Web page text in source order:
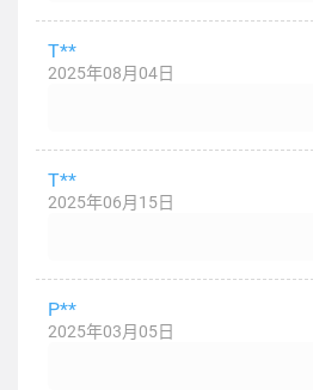
T**
2025年08月04日
T**
2025年06月15日
P**
2025年03月05日